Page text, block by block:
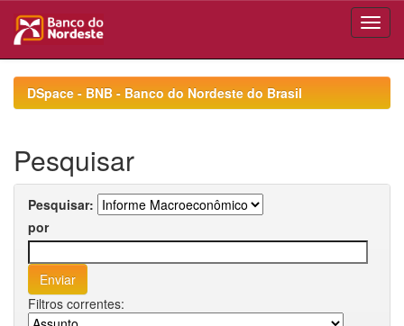
navigationDSpace - BNB - Banco do Nordeste do Brasil
Pesquisar
Pesquisar:
por
Filtros correntes: